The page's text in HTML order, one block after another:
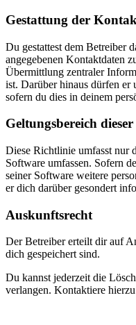
Gestattung der
Du gestattest dem Betreiber
angegebenen Kontaktdaten
Übermittlung zentraler
ist. Darüber hinaus dürfen er
sofern du dies in deinem
Geltungsbereich
Diese Richtlinie umfasst nur
Software umfassen. Sofern
seiner Software weitere
er dich darüber gesondert
Auskunftsrecht
Der Betreiber erteilt dir auf
dich gespeichert sind.
Du kannst jederzeit die
verlangen. Kontaktiere